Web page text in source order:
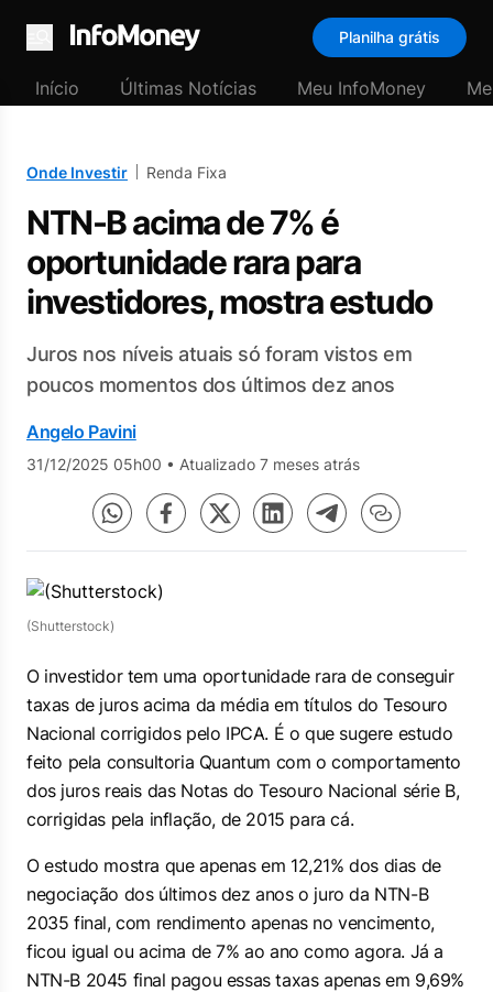
Menu
Planilha grátis
Início Últimas Notícias Meu InfoMoney
Onde Investir Renda Fixa
NTN-B acima de 7% é
oportunidade rara para
investidores, mostra estudo
Juros nos níveis atuais só foram vistos em
poucos momentos dos últimos dez anos
Angelo Pavini
31/12/2025 05h00 • Atualizado 7 meses atrás
(Shutterstock)
O investidor tem uma oportunidade rara de conseguir
taxas de juros acima da média em títulos do Tesouro
Nacional corrigidos pelo IPCA. É o que sugere estudo
feito pela consultoria Quantum com o comportamento
dos juros reais das Notas do Tesouro Nacional série B,
corrigidas pela inflação, de 2015 para cá.
O estudo mostra que apenas em 12,21% dos dias de
negociação dos últimos dez anos o juro da NTN-B
2035 final, com rendimento apenas no vencimento,
ficou igual ou acima de 7% ao ano como agora. Já a
NTN-B 2045 final pagou essas taxas apenas em 9,69%